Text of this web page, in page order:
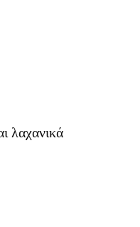
λαχανικά